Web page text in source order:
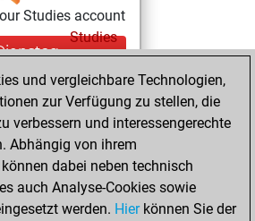
Studies account
Studies
28, 2025
You created
Fritz account
Fritz
19, 2025
und vergleichbare Technologien,
zur Verfügung zu stellen, die
verbessern und interessengerechte
Abhängig von ihrem
dabei neben technisch
auch Analyse-Cookies sowie
werden. Hierkönnen Sie der